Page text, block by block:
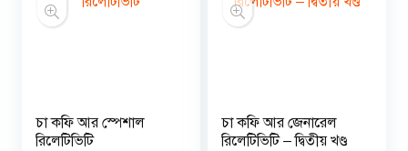
চা কফি আর স্পেশাল
রিলেটিভিটি
চা কফি আর জেনারেল
রিলেটিভিটি – দ্বিতীয় খণ্ড